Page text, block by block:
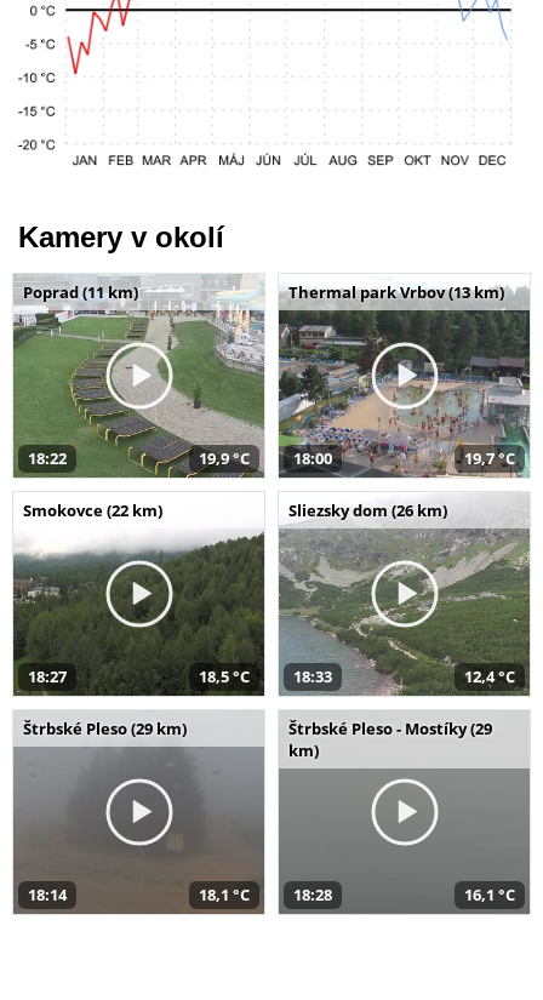
Kamery v okolí
Poprad (11 km)
18:22 19,9 °C
Thermal park Vrbov (13 km)
18:00 19,7 °C
Smokovce (22 km)
18:27 18,5 °C
Sliezsky dom (26 km)
18:33 12,4 °C
Štrbské Pleso (29 km)
18:14 18,1 °C
Štrbské Pleso - Mostíky (29
km)
18:28 16,1 °C